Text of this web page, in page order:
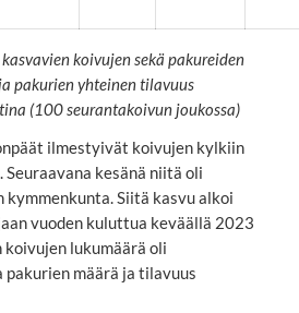
koivujen sekä pakureiden
pakurien yhteinen tilavuus
(100 seurantakoivun joukossa)
ilmestyivät koivujen kylkiin
kesänä niitä oli
kymmenkunta. Siitä kasvu alkoi
vuoden kuluttua keväällä 2023
lukumäärä oli
määrä ja tilavuus